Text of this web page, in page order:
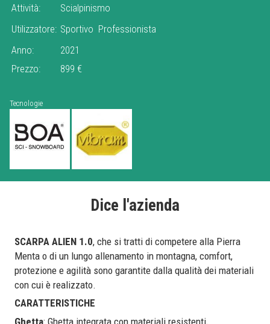
Attività:
Scialpinismo
Utilizzatore: Sportivo Professionista
Anno:
2021
Prezzo:
899 €
Tecnologie
Dice l'azienda
SCARPA ALIEN 1.0, che si tratti di competere alla Pierra
Menta o di un lungo allenamento in montagna, comfort,
protezione e agilità sono garantite dalla qualità dei materiali
con cui è realizzato.
CARATTERISTICHE
Ghetta: Ghetta integrata con materiali resistenti,